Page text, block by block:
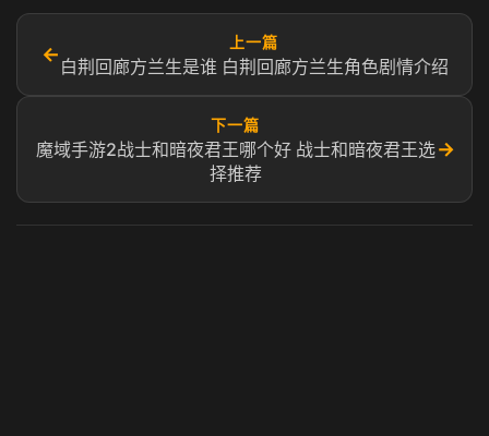
←
上一篇
白荆回廊方兰生是谁 白荆回廊方兰生角色剧情介绍
下一篇
魔域手游2战士和暗夜君王哪个好 战士和暗夜君王选
择推荐
→